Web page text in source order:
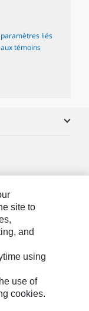
paramètres liés
aux témoins
site to
and
using
use of
cookies.